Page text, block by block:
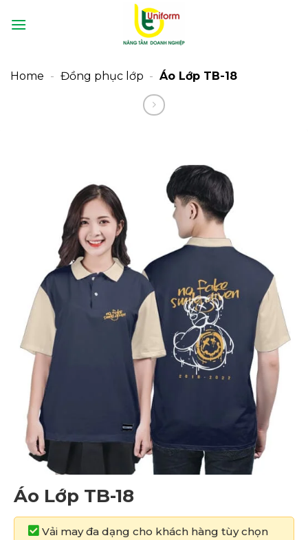
qua
Home - Đồng phục lớp - Áo Lớp TB-18
Áo Lớp TB-18
Vải may đa dạng cho khách hàng tùy chọn